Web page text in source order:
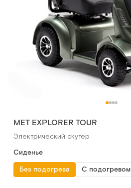
MET EXPLORER TOUR
Электрический скутер
Сиденье
Без подогрева
С подогревом